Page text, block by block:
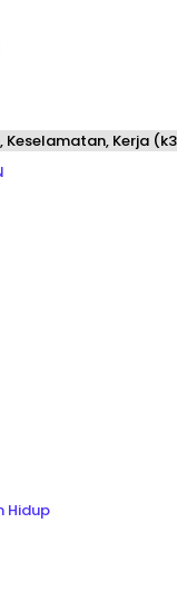
Keselamatan, Kerja
Hidup